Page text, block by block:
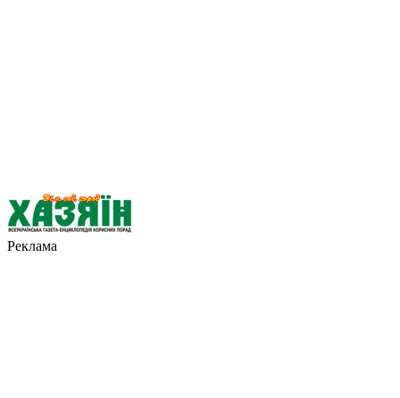
Реклама